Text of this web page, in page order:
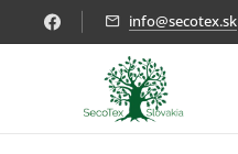
info@secotex.sk